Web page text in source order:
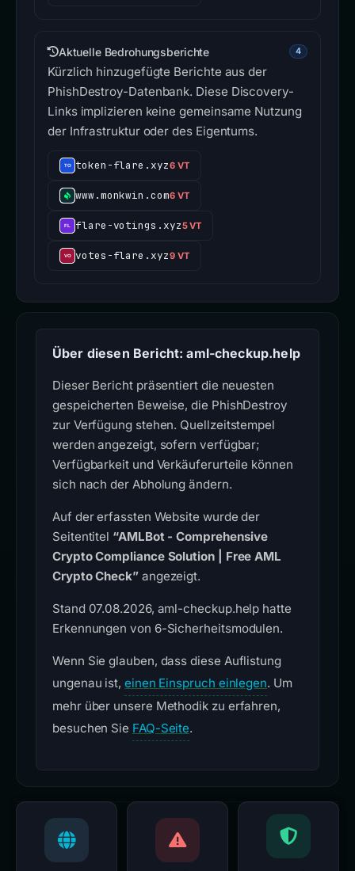
Aktuelle Bedrohungsberichte 4
Kürzlich hinzugefügte Berichte aus der
PhishDestroy-Datenbank. Diese Discovery-
Links implizieren keine gemeinsame Nutzung
der Infrastruktur oder des Eigentums.
token-flare.xyz6 VT
www.monkwin.com6 VT
flare-votings.xyz5 VT
votes-flare.xyz9 VT
Über diesen Bericht: aml-checkup.help
Dieser Bericht präsentiert die neuesten
gespeicherten Beweise, die PhishDestroy
zur Verfügung stehen. Quellzeitstempel
werden angezeigt, sofern verfügbar;
Verfügbarkeit und Verkäuferurteile können
sich nach der Abholung ändern.
Auf der erfassten Website wurde der
Seitentitel “AMLBot - Comprehensive
Crypto Compliance Solution | Free AML
Crypto Check”angezeigt.
Stand 07.08.2026, aml-checkup.help hatte
Erkennungen von 6-Sicherheitsmodulen.
Wenn Sie glauben, dass diese Auflistung
ungenau ist, einen Einspruch einlegen. Um
mehr über unsere Methodik zu erfahren,
besuchen Sie FAQ-Seite.